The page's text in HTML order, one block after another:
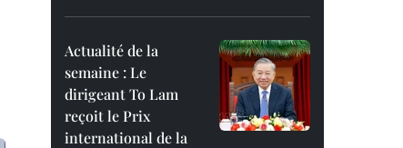
Actualité de la
semaine : Le
dirigeant To Lam
reçoit le Prix
international de la